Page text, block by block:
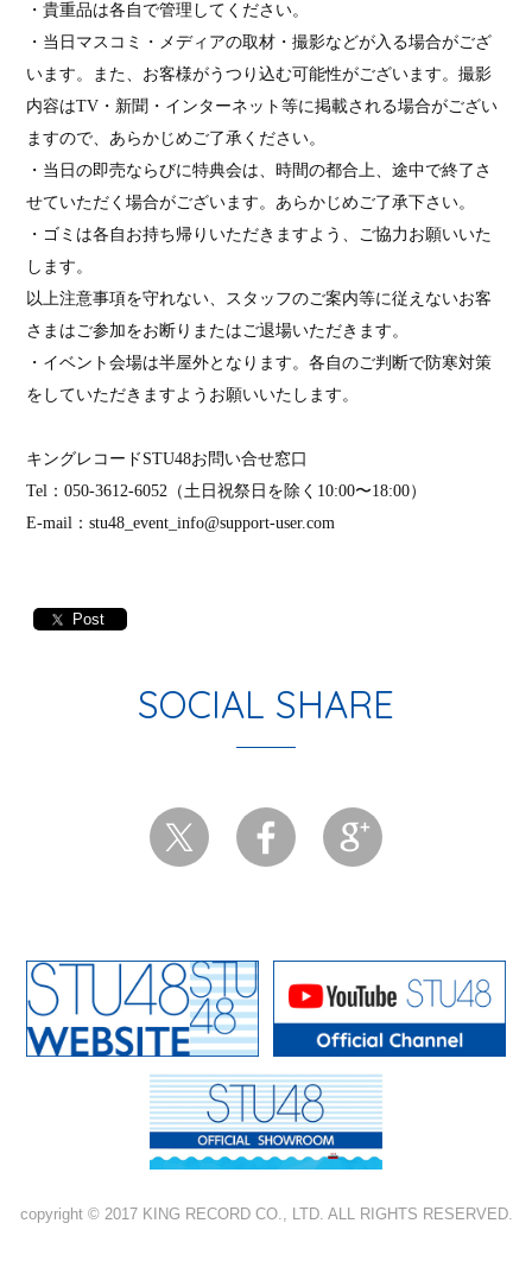
・貴重品は各自で管理してください。
・当日マスコミ・メディアの取材・撮影などが入る場合がござ
います。また、お客様がうつり込む可能性がございます。撮影
内容はTV ・新聞・インターネット等に掲載される場合がござい
ますので、あらかじめご了承ください。
・当日の即売ならびに特典会は、時間の都合上、途中で終了さ
せていただく場合がございます。あらかじめご了承下さい。
・ゴミは各自お持ち帰りいただきますよう、ご協力お願いいた
します。
以上注意事項を守れない、スタッフのご案内等に従えないお客
さまはご参加をお断りまたはご退場いただきます。
・イベント会場は半屋外となります。各自のご判断で防寒対策
をしていただきますようお願いいたします。
キングレコード STU48お問い合せ窓口
Tel ：050-3612-6052 （土日祝祭日を除く 10:00〜18:00）
E-mail ：stu48_event_info@support-user.com
Post
SOCIAL SHARE
copyright © 2017 KING RECORD CO., LTD. ALL RIGHTS RESERVED.